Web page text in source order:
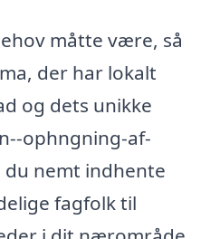
måtte være, så
der har lokalt
og dets unikke
ophngning-af-
nemt indhente
fagfolk til